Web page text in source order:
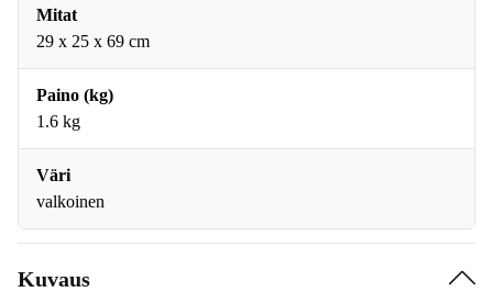
Mitat
29 x 25 x 69 cm
Paino (kg)
1.6 kg
Väri
valkoinen
Kuvaus